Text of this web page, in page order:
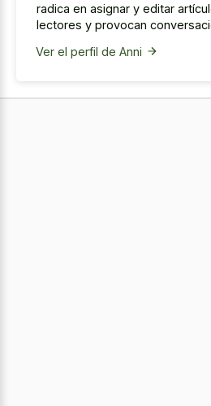
radica en asignar y editar
lectores y provocan
Ver el perfil de Anni